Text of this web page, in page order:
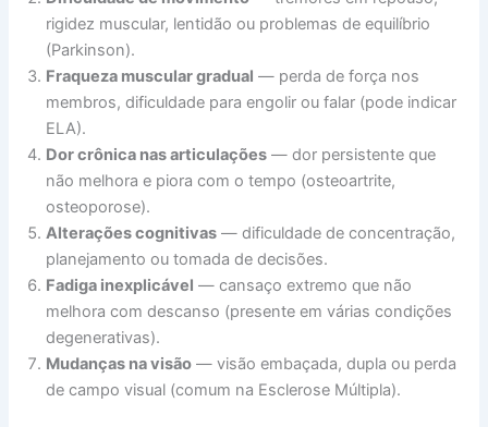
rigidez muscular, lentidão ou problemas de equilíbrio
(Parkinson).
Fraqueza muscular gradual — perda de força nos
membros, dificuldade para engolir ou falar (pode indicar
ELA).
Dor crônica nas articulações — dor persistente que
não melhora e piora com o tempo (osteoartrite,
osteoporose).
Alterações cognitivas — dificuldade de concentração,
planejamento ou tomada de decisões.
Fadiga inexplicável — cansaço extremo que não
melhora com descanso (presente em várias condições
degenerativas).
Mudanças na visão — visão embaçada, dupla ou perda
de campo visual (comum na Esclerose Múltipla).